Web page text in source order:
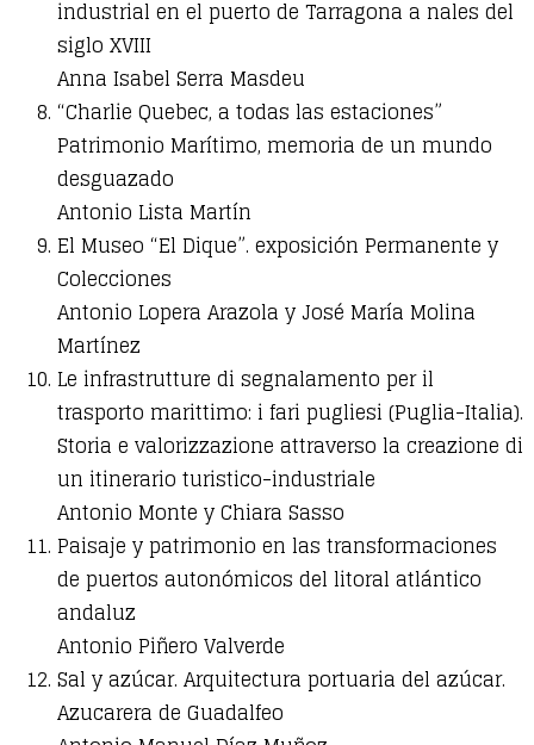
industrial en el puerto de Tarragona a nales del
siglo XVIII
Anna Isabel Serra Masdeu
“Charlie Quebec, a todas las estaciones”
Patrimonio Marítimo, memoria de un mundo
desguazado
Antonio Lista Martín
El Museo “El Dique”. exposición Permanente y
Colecciones
Antonio Lopera Arazola y José María Molina
Martínez
Le infrastrutture di segnalamento per il
trasporto marittimo: i fari pugliesi (Puglia-Italia).
Storia e valorizzazione attraverso la creazione di
un itinerario turistico-industriale
Antonio Monte y Chiara Sasso
Paisaje y patrimonio en las transformaciones
de puertos autonómicos del litoral atlántico
andaluz
Antonio Piñero Valverde
Sal y azúcar. Arquitectura portuaria del azúcar.
Azucarera de Guadalfeo